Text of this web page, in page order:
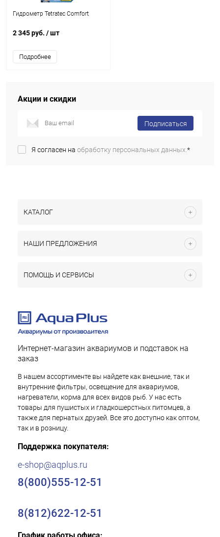
Гидрометр Tetratec Comfort
2 345 руб. / шт
Подробнее
Акции и скидки
Подписаться
Я согласен на обработку персональных данных.*
КАТАЛОГ
НАШИ ПРЕДЛОЖЕНИЯ
ПОМОЩЬ И СЕРВИСЫ
Интернет-магазин аквариумов и подставок на
заказ
В нашем ассортименте вы найдете как внешние, так и
внутренние фильтры, освещение для аквариумов,
нагреватели, корма для всех видов рыб. У нас есть
товары для пушистых и гладкошерстных питомцев, а
также для пернатых друзей. Все это доступно как оптом,
так и в розницу.
Поддержка покупателя:
e-shop@aqplus.ru
8(800)555-12-51
8(812)622-12-51